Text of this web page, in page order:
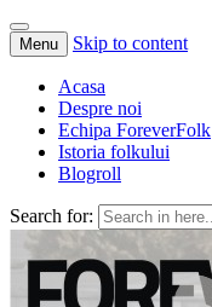
Menu Skip to content
Acasa
Despre noi
Echipa ForeverFolk
Istoria folkului
Blogroll
Search for:
ForeverFolk
Muzica sufletului tau